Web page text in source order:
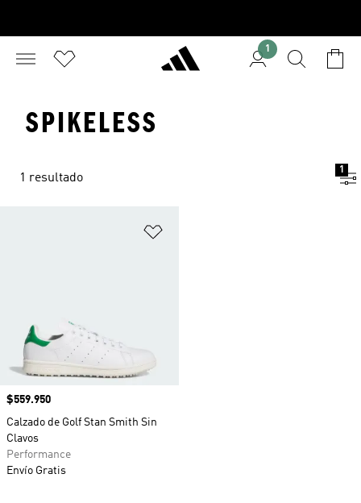
1
SPIKELESS
1 resultado
1
Precio
$559.950
Calzado de Golf Stan Smith Sin
Clavos
Performance
Envío Gratis